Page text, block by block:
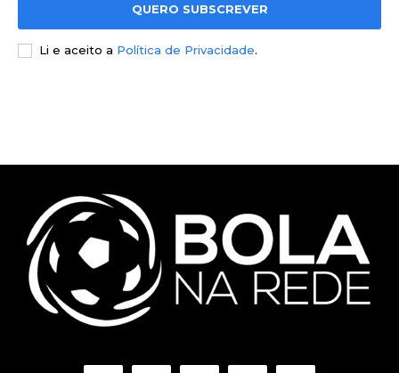
QUERO SUBSCREVER
Li e aceito a Política de Privacidade.